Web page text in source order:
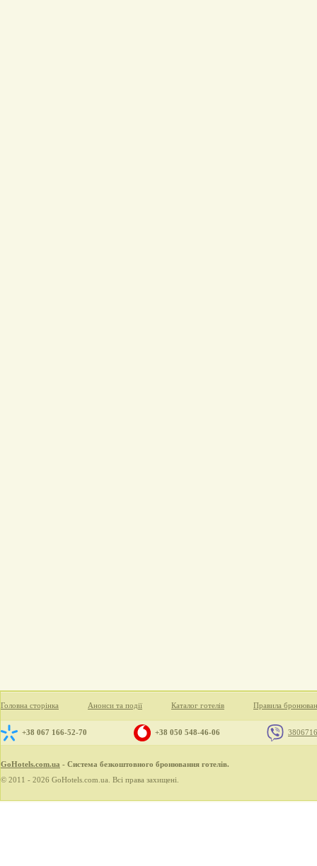
Головна сторінка Анонси та події Каталог готелів Правила
+38 067 166-52-70 +38 050 548-46-06
GoHotels.com.ua - Система безкоштовного бронювання готелів.
© 2011 - 2026 GoHotels.com.ua. Всі права захищені.